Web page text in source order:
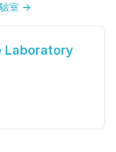
室 →
Laboratory